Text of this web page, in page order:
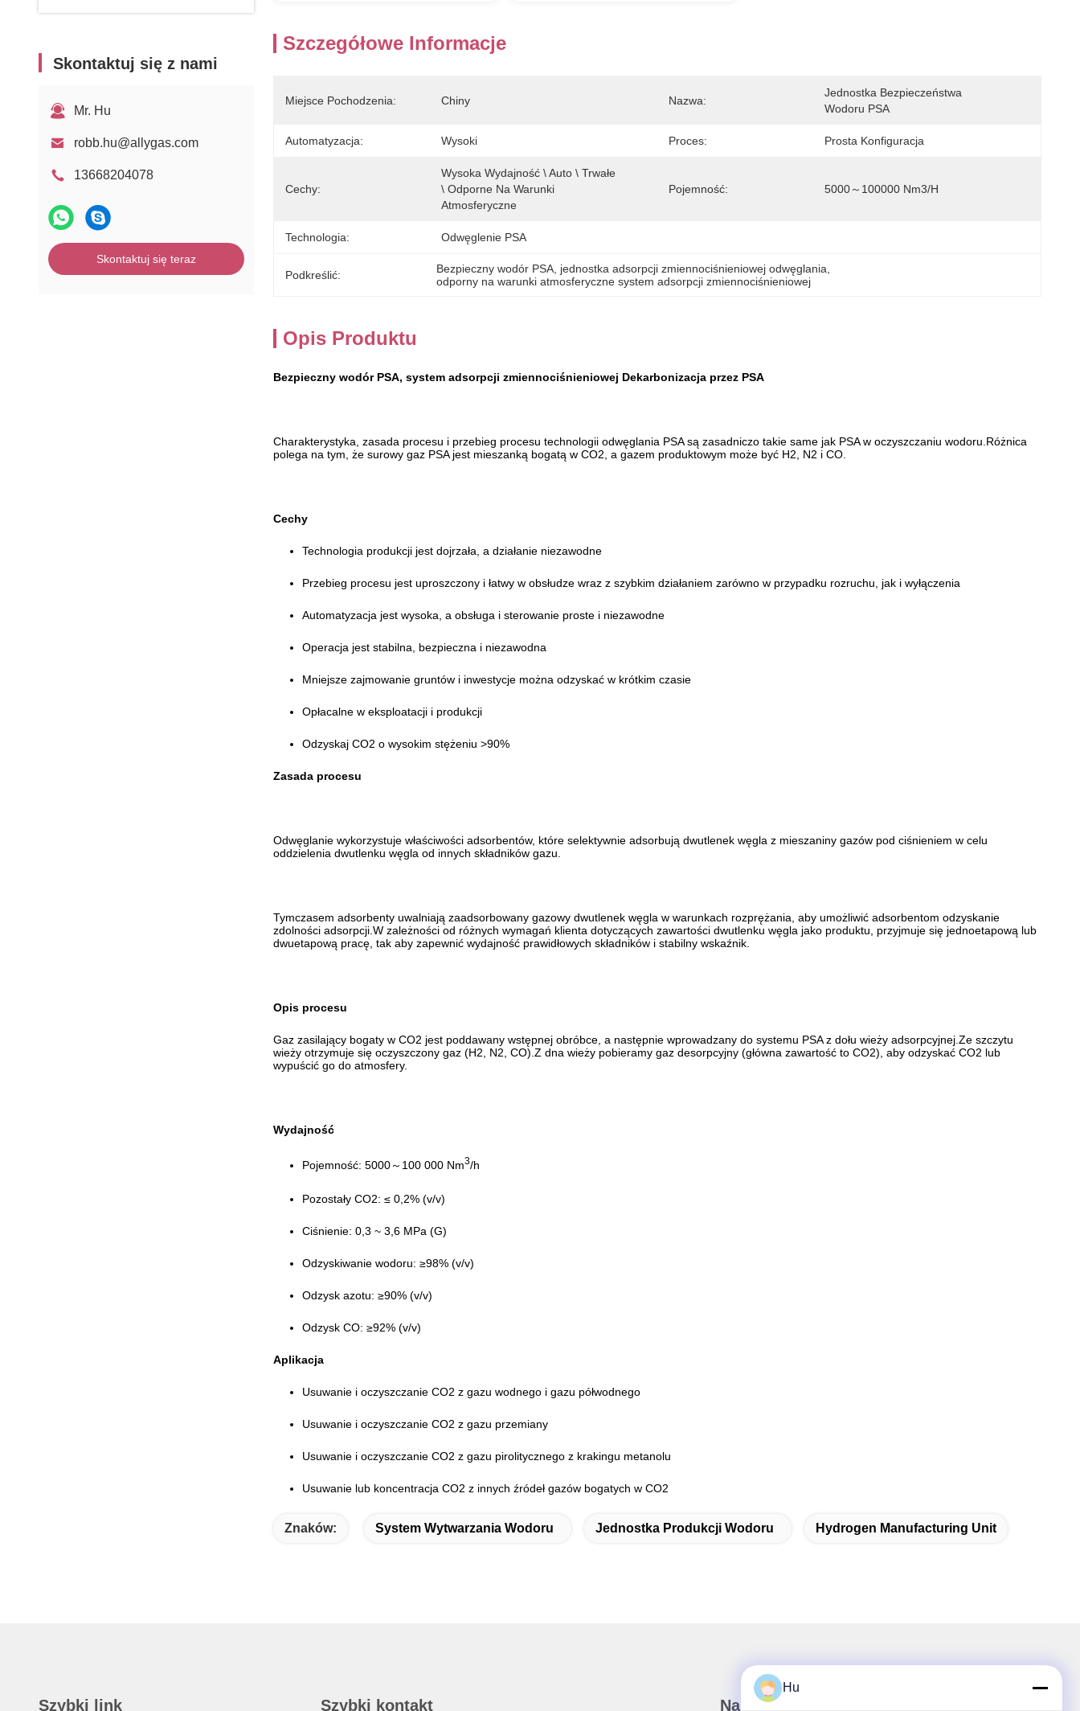
Skontaktuj się z nami
Mr. Hu
robb.hu@allygas.com
13668204078
Skontaktuj się teraz
Szczegółowe Informacje
Miejsce Pochodzenia: Chiny Nazwa:
Jednostka Bezpieczeństwa
Wodoru PSA
Automatyzacja: Wysoki Proces: Prosta Konfiguracja
Cechy:
Wysoka Wydajność \ Auto \ Trwałe
\ Odporne Na Warunki
Atmosferyczne
Pojemność: 5000～100000 Nm3/h
Technologia: Odwęglenie PSA
Podkreślić: Bezpieczny wodór PSA jednostka adsorpcji zmiennociśnieniowej odwęglania
odporny na warunki atmosferyczne system adsorpcji zmiennociśnieniowej
Opis Produktu
Bezpieczny wodór PSA, system adsorpcji zmiennociśnieniowej Dekarbonizacja przez PSA
Charakterystyka, zasada procesu i przebieg procesu technologii odwęglania PSA są zasadniczo takie same jak PSA w oczyszczaniu wodoru.Różnica
polega na tym, że surowy gaz PSA jest mieszanką bogatą w CO2, a gazem produktowym może być H2, N2 i CO.
Cechy
Technologia produkcji jest dojrzała, a działanie niezawodne
Przebieg procesu jest uproszczony i łatwy w obsłudze wraz z szybkim działaniem zarówno w przypadku rozruchu, jak i wyłączenia
Automatyzacja jest wysoka, a obsługa i sterowanie proste i niezawodne
Operacja jest stabilna, bezpieczna i niezawodna
Mniejsze zajmowanie gruntów i inwestycje można odzyskać w krótkim czasie
Opłacalne w eksploatacji i produkcji
Odzyskaj CO2 o wysokim stężeniu >90%
Zasada procesu
Odwęglanie wykorzystuje właściwości adsorbentów, które selektywnie adsorbują dwutlenek węgla z mieszaniny gazów pod ciśnieniem w celu
oddzielenia dwutlenku węgla od innych składników gazu.
Tymczasem adsorbenty uwalniają zaadsorbowany gazowy dwutlenek węgla w warunkach rozprężania, aby umożliwić adsorbentom odzyskanie
zdolności adsorpcji.W zależności od różnych wymagań klienta dotyczących zawartości dwutlenku węgla jako produktu, przyjmuje się jednoetapową lub
dwuetapową pracę, tak aby zapewnić wydajność prawidłowych składników i stabilny wskaźnik.
Opis procesu
Gaz zasilający bogaty w CO2 jest poddawany wstępnej obróbce, a następnie wprowadzany do systemu PSA z dołu wieży adsorpcyjnej.Ze szczytu
wieży otrzymuje się oczyszczony gaz (H2, N2, CO).Z dna wieży pobieramy gaz desorpcyjny (główna zawartość to CO2), aby odzyskać CO2 lub
wypuścić go do atmosfery.
Wydajność
Pojemność: 5000～100 000 Nm3/h
Pozostały CO2: ≤ 0,2% (v/v)
Ciśnienie: 0,3 ~ 3,6 MPa (G)
Odzyskiwanie wodoru: ≥98% (v/v)
Odzysk azotu: ≥90% (v/v)
Odzysk CO: ≥92% (v/v)
Aplikacja
Usuwanie i oczyszczanie CO2 z gazu wodnego i gazu półwodnego
Usuwanie i oczyszczanie CO2 z gazu przemiany
Usuwanie i oczyszczanie CO2 z gazu pirolitycznego z krakingu metanolu
Usuwanie lub koncentracja CO2 z innych źródeł gazów bogatych w CO2
Znaków: System Wytwarzania Wodoru Jednostka Produkcji Wodoru Hydrogen Manufacturing Unit
Szybki link Szybki kontakt Nasz biuletyn
Hu